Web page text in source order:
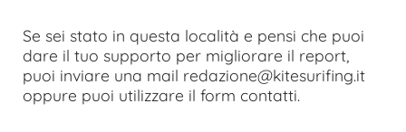
Se sei stato in questa località e pensi che puoi
dare il tuo supporto per migliorare il report,
puoi inviare una mail redazione@kitesurifing.it
oppure puoi utilizzare il form contatti.